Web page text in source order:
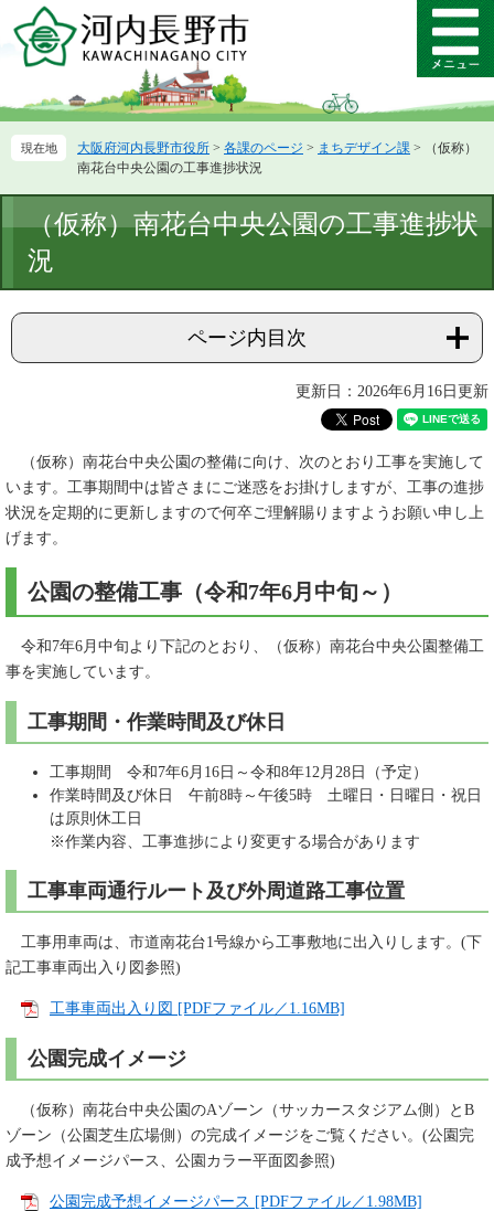
ー
先
ニ
を
て
メ
ニ
ー
大阪府河内長野市役所 > 各課のページ > まちデザイン課 >
（仮称）
南花台中央公園の工事進捗状況
文
（仮称）南花台中央公園の工事進捗状
況
ページ内目次
更新日：2026年6月16日更新
（仮称）南花台中央公園の整備に向け、次のとおり工事を実施して
います。工事期間中は皆さまにご迷惑をお掛けしますが、工事の進捗
状況を定期的に更新しますので何卒ご理解賜りますようお願い申し上
げます。
公園の整備工事（令和7年6月中旬～）
令和7年6月中旬より下記のとおり、（仮称）南花台中央公園整備工
事を実施しています。
工事期間・作業時間及び休日
工事期間 令和7年6月16日～令和8年12月28日（予定）
作業時間及び休日 午前8時～午後5時 土曜日・日曜日・祝日
は原則休工日
※作業内容、工事進捗により変更する場合があります
工事車両通行ルート及び外周道路工事位置
工事用車両は、市道南花台1号線から工事敷地に出入りします。(下
記工事車両出入り図参照)
工事車両出入り図 [PDFファイル／1.16MB]
公園完成イメージ
（仮称）南花台中央公園のAゾーン（サッカースタジアム側）とB
ゾーン（公園芝生広場側）の完成イメージをご覧ください。(公園完
成予想イメージパース、公園カラー平面図参照)
公園完成予想イメージパース [PDFファイル／1.98MB]